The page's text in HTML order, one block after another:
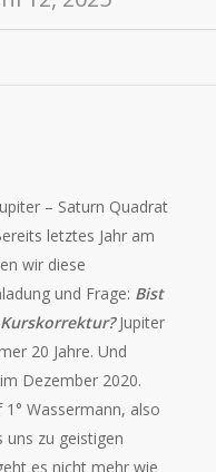
– Saturn Quadrat
letztes Jahr am
wir diese
und Frage: Bist
Jupiter
20 Jahre. Und
Dezember 2020.
Wassermann, also
zu geistigen
es nicht mehr wie